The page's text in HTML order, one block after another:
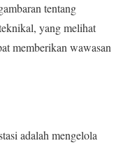
tentang
yang melihat
memberikan wawasan
adalah mengelola